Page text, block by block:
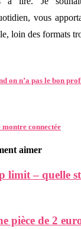
vous
loin des formats
on n’a pas le bon
connectée
aimer
limit – quelle
pièce de 2